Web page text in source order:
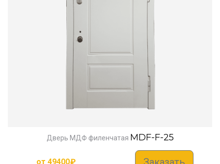
Дверь МДФ филенчатая MDF-F-25
от 49400₽